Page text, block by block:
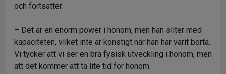
och fortsätter:
– Det är en enorm power i honom, men han sliter med
kapaciteten, vilket inte är konstigt när han har varit borta.
Vi tycker att vi ser en bra fysisk utveckling i honom, men
att det kommer att ta lite tid för honom.